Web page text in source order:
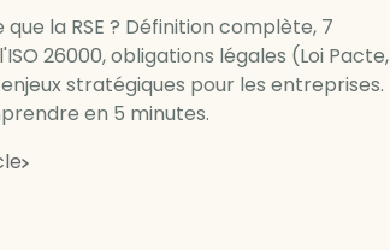
la RSE ? Définition complète, 7
26000, obligations légales (Loi Pacte,
stratégiques pour les entreprises.
en 5 minutes.